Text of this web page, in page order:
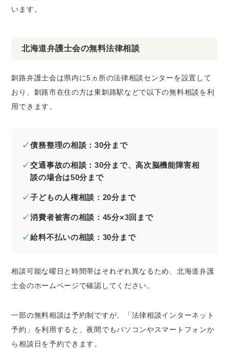
います。
北海道弁護士会の無料法律相談
釧路弁護士会は県内に5ヵ所の法律相談センターを設置して
おり、釧路市在住の方は東釧路駅などで以下の無料相談を利
用できます。
債務整理の相談：30分まで
交通事故の相談：30分まで、高次脳機能障害相
談の場合は50分まで
子どもの人権相談：20分まで
消費者被害の相談：45分×3回まで
給料不払いの相談：30分まで
相談可能な曜日と時間帯はそれぞれ異なるため、北海道弁護
士会のホームページで確認してください。
一部の無料相談は予約制ですが、「法律相談インターネット
予約」を利用すると、夜間でもパソコンやスマートフォンか
ら相談日を予約できます。